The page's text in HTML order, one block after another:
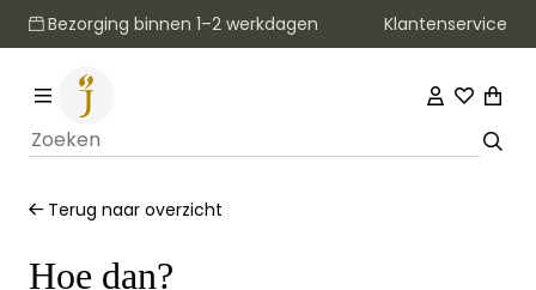
Bezorging binnen 1–2 werkdagen Klantenservice
Terug naar overzicht
Hoe dan?